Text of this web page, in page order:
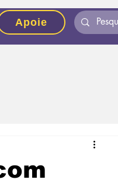
Apoie